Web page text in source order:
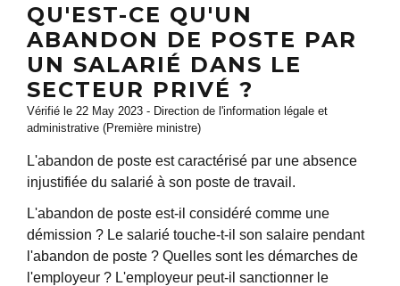
QU'EST-CE QU'UN
ABANDON DE POSTE PAR
UN SALARIÉ DANS LE
SECTEUR PRIVÉ ?
Vérifié le 22 May 2023 - Direction de l'information légale et
administrative (Première ministre)
L'abandon de poste est caractérisé par une absence
injustifiée du salarié à son poste de travail.
L'abandon de poste est-il considéré comme une
démission ? Le salarié touche-t-il son salaire pendant
l'abandon de poste ? Quelles sont les démarches de
l'employeur ? L'employeur peut-il sanctionner le